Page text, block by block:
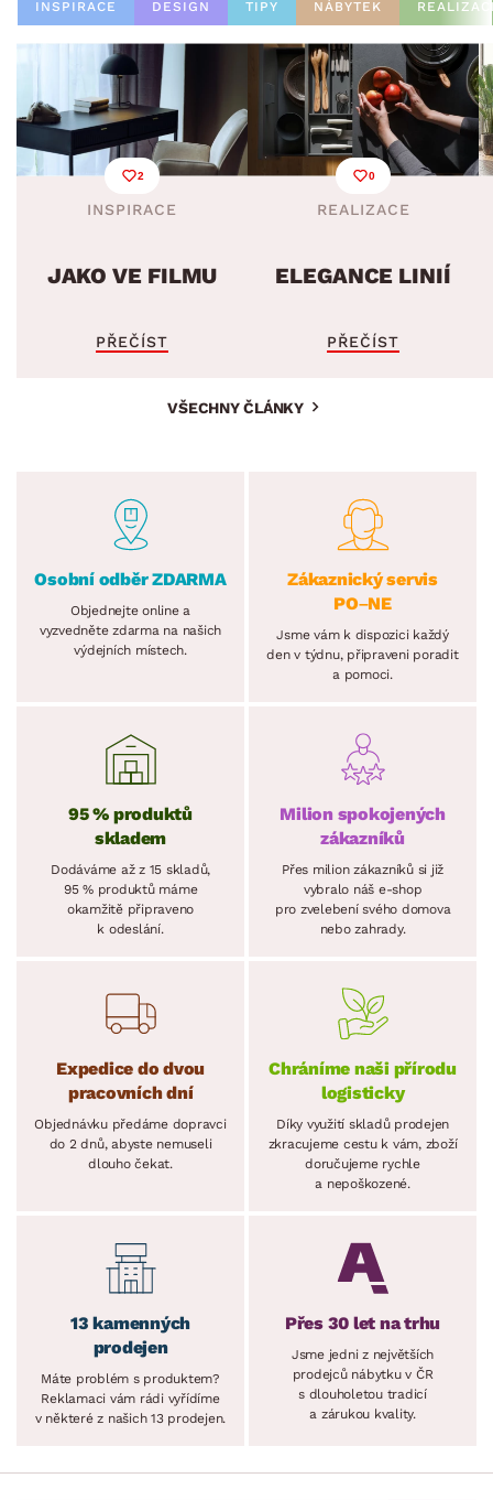
INSPIRACE DESIGN TIPY NÁBYTEK
2
INSPIRACE
JAKO VE FILMU
PŘEČÍST
0
REALIZACE
ELEGANCE LINIÍ
PŘEČÍST
VŠECHNY ČLÁNKY
Osobní odběr ZDARMA
Objednejte online a
vyzvedněte zdarma na našich
výdejních místech.
Zákaznický servis
PO–NE
Jsme vám k dispozici každý
den v týdnu, připraveni poradit
a pomoci.
95 % produktů
skladem
Dodáváme až z 15 skladů,
95 % produktů máme
okamžitě připraveno
k odeslání.
Milion spokojených
zákazníků
Přes milion zákazníků si již
vybralo náš e-shop
pro zvelebení svého domova
nebo zahrady.
Expedice do dvou
pracovních dní
Objednávku předáme dopravci
do 2 dnů, abyste nemuseli
dlouho čekat.
Chráníme naši přírodu
logisticky
Díky využití skladů prodejen
zkracujeme cestu k vám, zboží
doručujeme rychle
a nepoškozené.
13 kamenných
prodejen
Máte problém s produktem?
Reklamaci vám rádi vyřídíme
v některé z našich 13 prodejen.
Přes 30 let na trhu
Jsme jedni z největších
prodejců nábytku v ČR
s dlouholetou tradicí
a zárukou kvality.